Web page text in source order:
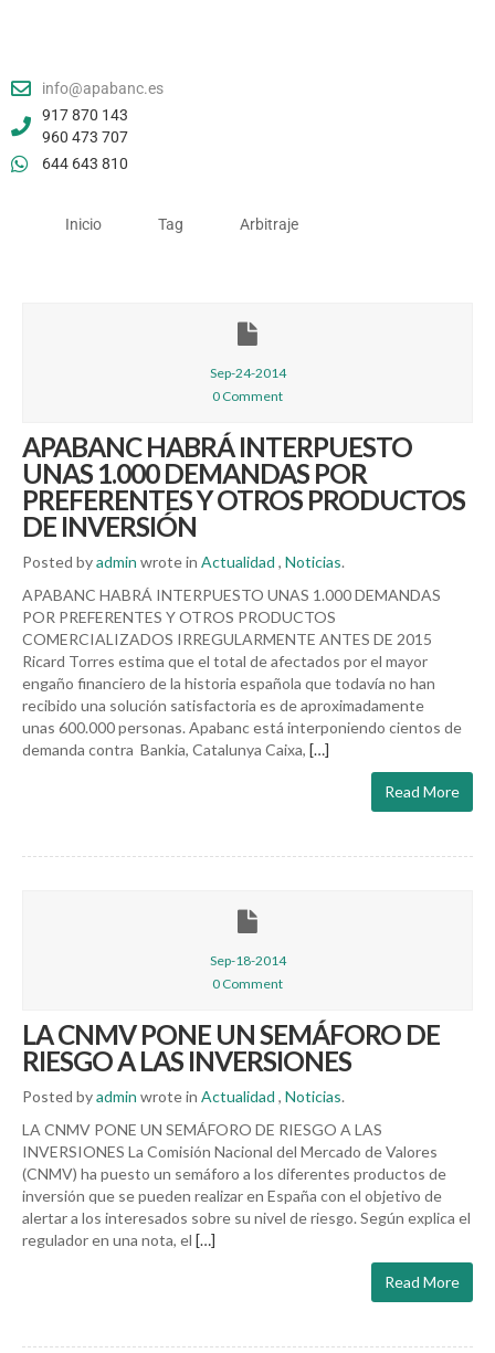
info@apabanc.es
917 870 143
960 473 707
644 643 810
Inicio Tag Arbitraje
Sep-24-2014
0 Comment
APABANC HABRÁ INTERPUESTO
UNAS 1.000 DEMANDAS POR
PREFERENTES Y OTROS PRODUCTOS
DE INVERSIÓN
Posted byadmin wrote in Actualidad , Noticias.
APABANC HABRÁ INTERPUESTO UNAS 1.000 DEMANDAS
POR PREFERENTES Y OTROS PRODUCTOS
COMERCIALIZADOS IRREGULARMENTE ANTES DE 2015
Ricard Torres estima que el total de afectados por el mayor
engaño financiero de la historia española que todavía no han
recibido una solución satisfactoria es de aproximadamente
unas 600.000 personas. Apabanc está interponiendo cientos de
demanda contra Bankia, Catalunya Caixa, […]
Read More
Sep-18-2014
0 Comment
LA CNMV PONE UN SEMÁFORO DE
RIESGO A LAS INVERSIONES
Posted byadmin wrote in Actualidad , Noticias.
LA CNMV PONE UN SEMÁFORO DE RIESGO A LAS
INVERSIONES La Comisión Nacional del Mercado de Valores
(CNMV) ha puesto un semáforo a los diferentes productos de
inversión que se pueden realizar en España con el objetivo de
alertar a los interesados sobre su nivel de riesgo. Según explica el
regulador en una nota, el […]
Read More